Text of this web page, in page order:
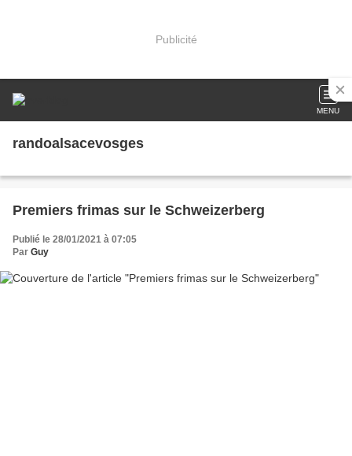
Publicité
MENU
randoalsacevosges
Premiers frimas sur le Schweizerberg
Publié le 28/01/2021 à 07:05
Par Guy